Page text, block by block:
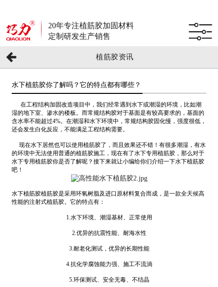
20年专注植筋胶加固材料
定制研发生产销售
植筋胶资讯
水下植筋胶你了解吗？它的特点都有哪些？
在工程结构加固改造项目中，我们经常遇到水下或潮湿的环境，比如潮
湿的地下室、渗水的楼板。而常规结构胶对于基面是有较高要求的，基面的
含水率不能超过4%。在潮湿和水下环境中，常规结构胶固化慢，强度很低，
还会发生白化反应，不能满足工程结构需要。
现在水下居然也可以使用植筋胶了，而且效果还不错！有很多潮湿，有水
的环境中无法使用普通的植筋胶施工，现在有了水下专用植筋胶，那么对于
水下专用植筋胶你是否了解呢？接下来就让小编给你们介绍一下水下植筋胶
吧！
水下植筋胶植筋胶是采用环氧树脂及进口原材料复合而成，是一款全天候高
性能的注射式植筋胶。它的特点有：
1.水下环境、潮湿基材、正常使用
2.优异的抗震性能、耐海水性
3.耐老化测试，优异的长期性能
4.抗化学腐蚀能力强、施工不流淌
5.环保测试、安全无毒、不结晶